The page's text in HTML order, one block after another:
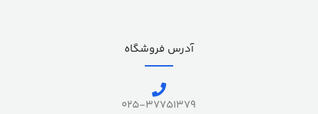
آدرس فروشگاه
025-37751379